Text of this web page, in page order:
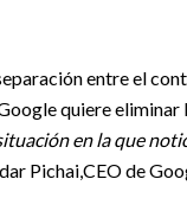
entre el
quiere eliminar
en la que
Pichai,CEO de